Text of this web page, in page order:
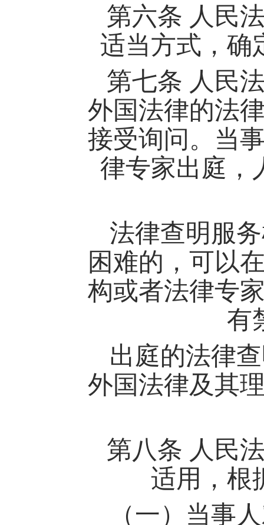
第六条 人民
适当方式，确
第七条 人民
外国法律的法
接受询问。当
律专家出庭，
法律查明服
困难的，可以
构或者法律专
有
出庭的法律
外国法律及其
第八条 人民
适用，根
（一）当事